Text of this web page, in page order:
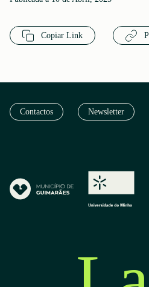
Copiar Link
Contactos Newsletter